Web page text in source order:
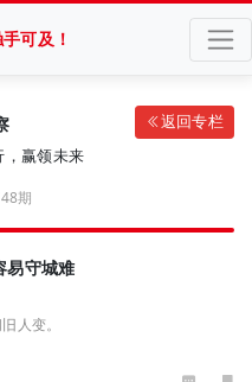
可及！
返回专栏
，赢领未来
期
易守城难
人变。